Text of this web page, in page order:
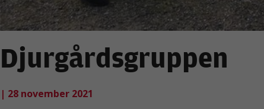
Djurgårdsgruppen
| 28 november 2021